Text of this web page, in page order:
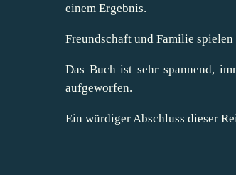
einem Ergebnis.
Freundschaft und Familie
Das Buch ist sehr spannend,
aufgeworfen.
Ein würdiger Abschluss dieser